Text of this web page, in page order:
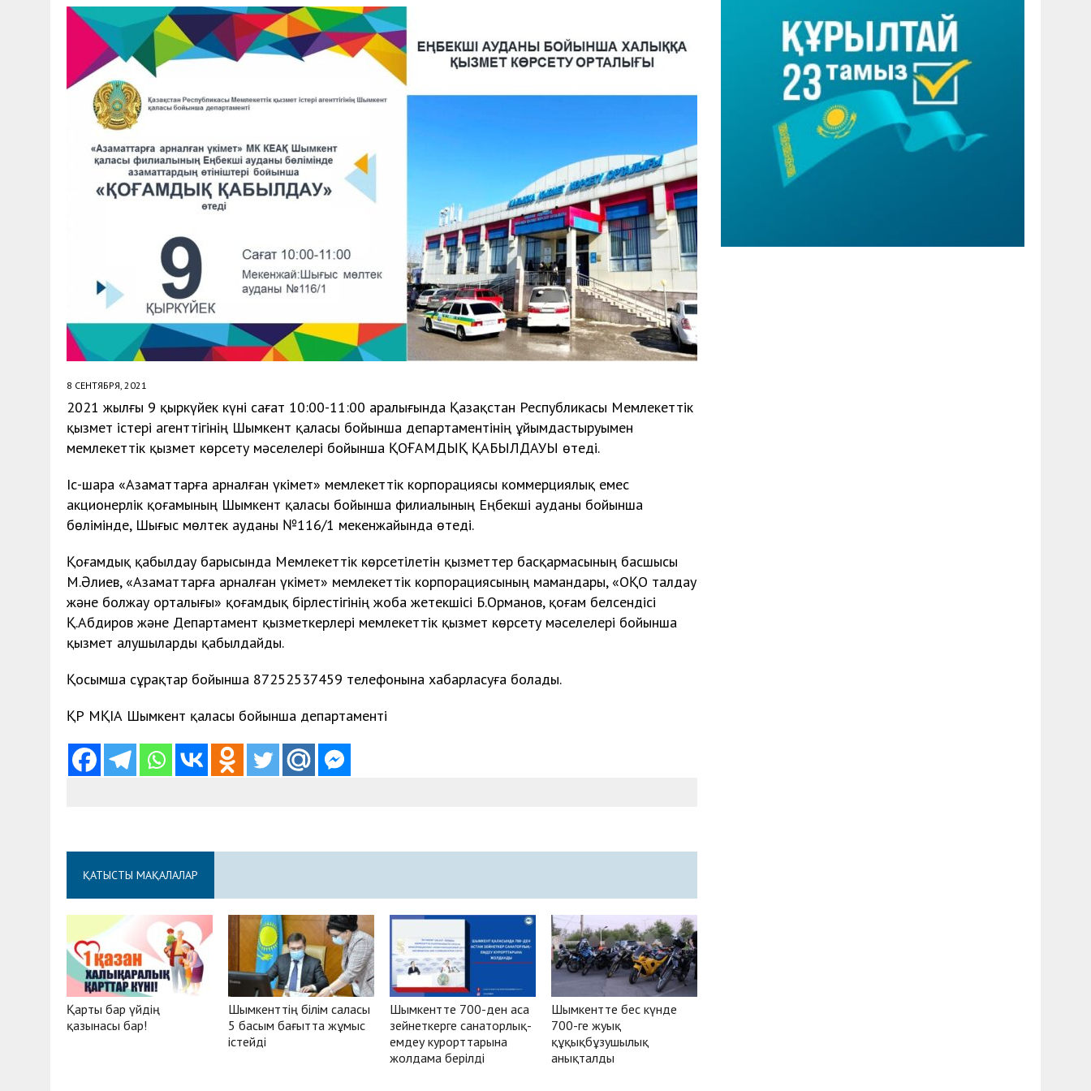
30 МАЯ, 2026 ТҮСІНДІРУ ЖҰМЫСТАРЫ ЖҮРГІЗІЛДІ
8 СЕНТЯБРЯ, 2021
2021 жылғы 9 қыркүйек күні сағат 10:00-11:00 аралығында Қазақстан Республикасы Мемлекеттік
қызмет істері агенттігінің Шымкент қаласы бойынша департаментінің ұйымдастыруымен
мемлекеттік қызмет көрсету мәселелері бойынша ҚОҒАМДЫҚ ҚАБЫЛДАУЫ өтеді.
Іс-шара «Азаматтарға арналған үкімет» мемлекеттік корпорациясы коммерциялық емес
акционерлік қоғамының Шымкент қаласы бойынша филиалының Еңбекші ауданы бойынша
бөлімінде, Шығыс мөлтек ауданы №116/1 мекенжайында өтеді.
Қоғамдық қабылдау барысында Мемлекеттік көрсетілетін қызметтер басқармасының басшысы
М.Әлиев, «Азаматтарға арналған үкімет» мемлекеттік корпорациясының мамандары, «ОҚО талдау
және болжау орталығы» қоғамдық бірлестігінің жоба жетекшісі Б.Орманов, қоғам белсендісі
Қ.Абдиров және Департамент қызметкерлері мемлекеттік қызмет көрсету мәселелері бойынша
қызмет алушыларды қабылдайды.
Қосымша сұрақтар бойынша 87252537459 телефонына хабарласуға болады.
ҚР МҚІА Шымкент қаласы бойынша департаменті
ҚАТЫСТЫ МАҚАЛАЛАР
Қарты бар үйдің
қазынасы бар!
Шымкенттің білім саласы
5 басым бағытта жұмыс
істейді
Шымкентте 700-ден аса
зейнеткерге санаторлық-
емдеу курорттарына
жолдама берілді
Шымкентте бес күнде
700-ге жуық
құқықбұзушылық
анықталды